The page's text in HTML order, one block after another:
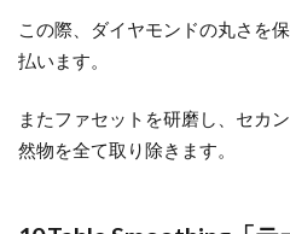
この際、ダイヤモンドの丸さを
払います。
またファセットを研磨し、セカ
然物を全て取り除きます。